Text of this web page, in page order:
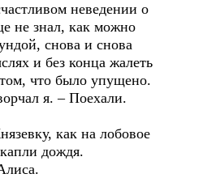
неведении о
не знал, как можно
снова и снова
и без конца жалеть
что было упущено.
я. – Поехали.
как на лобовое
дождя.